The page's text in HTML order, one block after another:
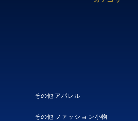
その他アパレル
その他ファッション小物